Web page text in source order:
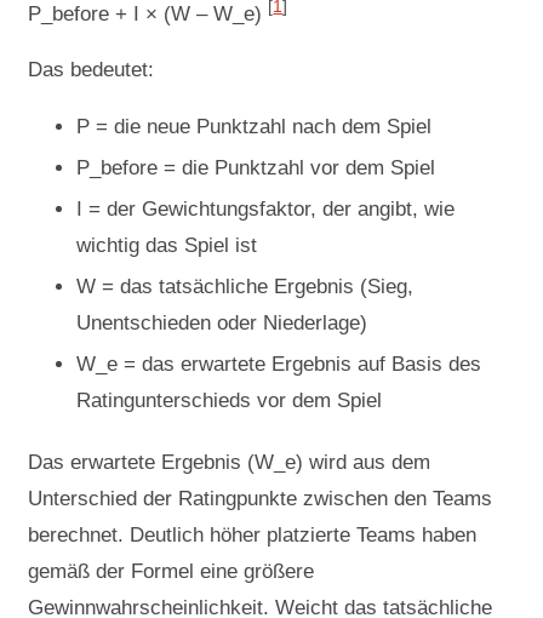
P_before + I × (W – W_e) [1]
Das bedeutet:
P = die neue Punktzahl nach dem Spiel
P_before = die Punktzahl vor dem Spiel
I = der Gewichtungsfaktor, der angibt, wie
wichtig das Spiel ist
W = das tatsächliche Ergebnis (Sieg,
Unentschieden oder Niederlage)
W_e = das erwartete Ergebnis auf Basis des
Ratingunterschieds vor dem Spiel
Das erwartete Ergebnis (W_e) wird aus dem
Unterschied der Ratingpunkte zwischen den Teams
berechnet. Deutlich höher platzierte Teams haben
gemäß der Formel eine größere
Gewinnwahrscheinlichkeit. Weicht das tatsächliche